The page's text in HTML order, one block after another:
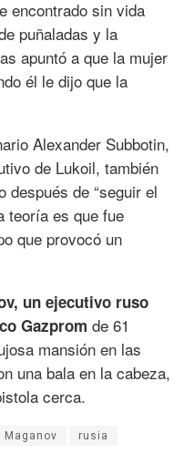
encontrado sin vida
puñaladas y la
apuntó a que la mujer
él le dijo que la
Alexander Subbotin,
de Lukoil, también
después de “seguir el
teoría es que fue
que provocó un
un ejecutivo ruso
Gazprom de 61
mansión en las
una bala en la cabeza,
cerca.
Maganov rusia